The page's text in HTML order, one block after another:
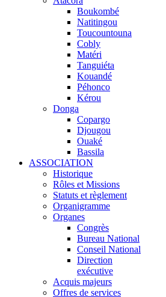
Boukombé
Natitingou
Toucountouna
Cobly
Matéri
Tanguiéta
Kouandé
Péhonco
Kérou
Donga
Copargo
Djougou
Ouaké
Bassila
ASSOCIATION
Historique
Rôles et Missions
Statuts et règlement
Organigramme
Organes
Congrès
Bureau National
Conseil National
Direction
exécutive
Acquis majeurs
Offres de services